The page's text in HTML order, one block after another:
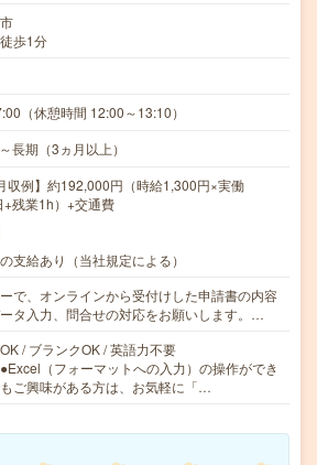
歩1分
（休憩時間 12:00～13:10）
長期（3ヵ月以上）
収例】約192,000円（時給1,300円×実働
残業1h）+交通費
支給あり（当社規定による）
で、オンラインから受付けした申請書の内容
タ入力、問合せの対応をお願いします。…
/ ブランクOK / 英語力不要
（フォーマットへの入力）の操作ができ
ご興味がある方は、お気軽に「…